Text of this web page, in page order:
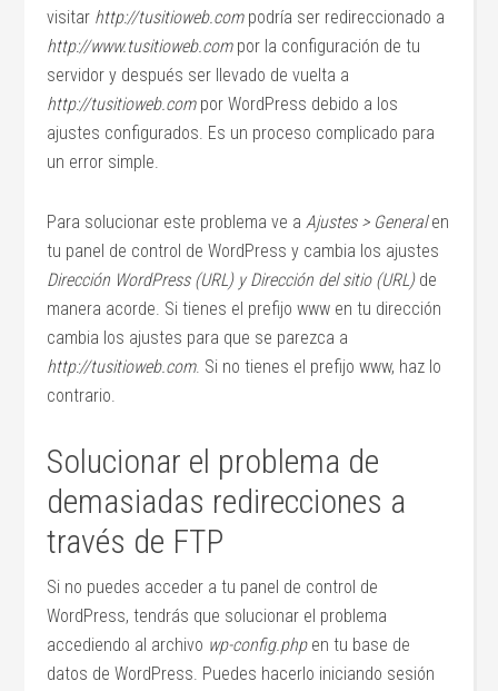
visitar http://tusitioweb.compodría ser redireccionado a
http://www.tusitioweb.compor la configuración de tu
servidor y después ser llevado de vuelta a
http://tusitioweb.compor WordPress debido a los
ajustes configurados. Es un proceso complicado para
un error simple.
Para solucionar este problema ve aAjustes > Generalen
tu panel de control de WordPress y cambia los ajustes
Dirección WordPress (URL) y Dirección del sitio (URL)de
manera acorde. Si tienes el prefijo www en tu dirección
cambia los ajustes para que se parezca a
http://tusitioweb.com. Si no tienes el prefijo www, haz lo
contrario.
Solucionar el problema de
demasiadas redirecciones a
través de FTP
Si no puedes acceder a tu panel de control de
WordPress, tendrás que solucionar el problema
accediendo al archivo wp-config.phpen tu base de
datos de WordPress. Puedes hacerlo iniciando sesión